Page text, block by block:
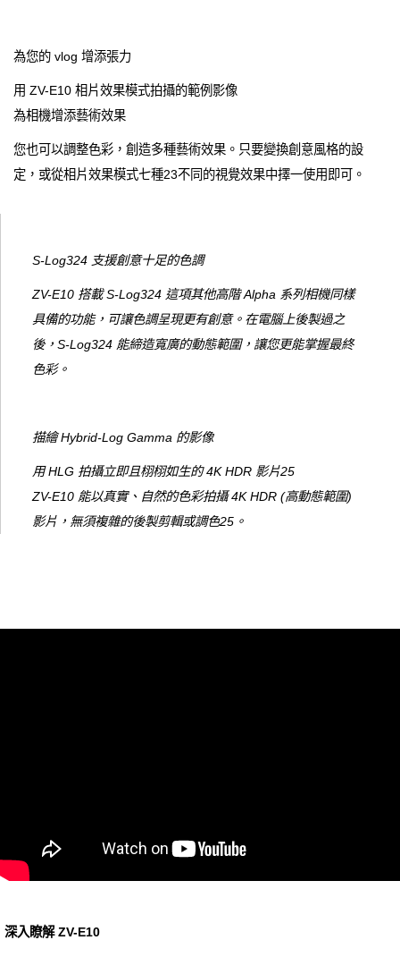
為您的 vlog 增添張力
用 ZV-E10 相片效果模式拍攝的範例影像
為相機增添藝術效果
您也可以調整色彩，創造多種藝術效果。只要變換創意風格的設
定，或從相片效果模式七種23不同的視覺效果中擇一使用即可。
S-Log324 支援創意十足的色調
ZV-E10 搭載 S-Log324 這項其他高階 Alpha 系列相機同樣
具備的功能，可讓色調呈現更有創意。在電腦上後製過之
後，S-Log324 能締造寬廣的動態範圍，讓您更能掌握最終
色彩。
描繪 Hybrid-Log Gamma 的影像
用 HLG 拍攝立即且栩栩如生的 4K HDR 影片25
ZV-E10 能以真實、自然的色彩拍攝 4K HDR (高動態範圍)
影片，無須複雜的後製剪輯或調色25。
深入瞭解 ZV-E10